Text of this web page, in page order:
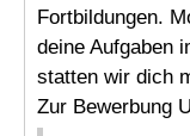
Fortbildungen.
deine Aufgaben
statten wir dich
Zur Bewerbung